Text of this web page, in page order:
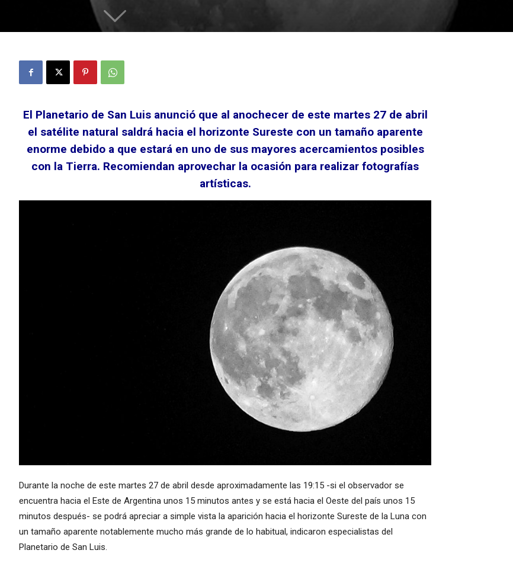
El Planetario de San Luis anunció que al anochecer de este martes 27 de abril
el satélite natural saldrá hacia el horizonte Sureste con un tamaño aparente
enorme debido a que estará en uno de sus mayores acercamientos posibles
con la Tierra. Recomiendan aprovechar la ocasión para realizar fotografías
artísticas.
Durante la noche de este martes 27 de abril desde aproximadamente las 19:15 -si el observador se
encuentra hacia el Este de Argentina unos 15 minutos antes y se está hacia el Oeste del país unos 15
minutos después- se podrá apreciar a simple vista la aparición hacia el horizonte Sureste de la Luna con
un tamaño aparente notablemente mucho más grande de lo habitual, indicaron especialistas del
Planetario de San Luis.